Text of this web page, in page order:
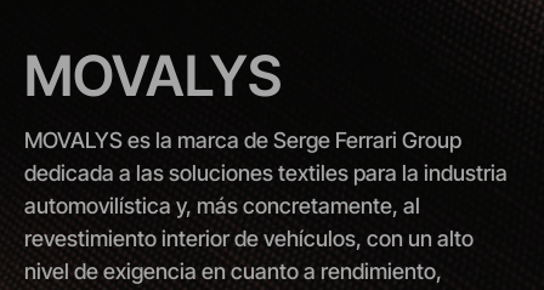
MOVALYS
MOVALYS es la marca de Serge Ferrari Group
dedicada a las soluciones textiles para la industria
automovilística y, más concretamente, al
revestimiento interior de vehículos, con un alto
nivel de exigencia en cuanto a rendimiento,